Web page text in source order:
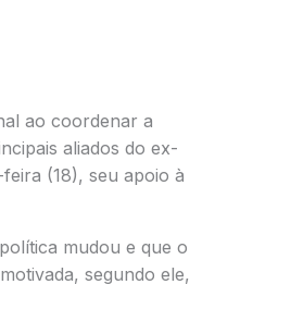
ao coordenar a
aliados do ex-
(18), seu apoio à
mudou e que o
segundo ele,